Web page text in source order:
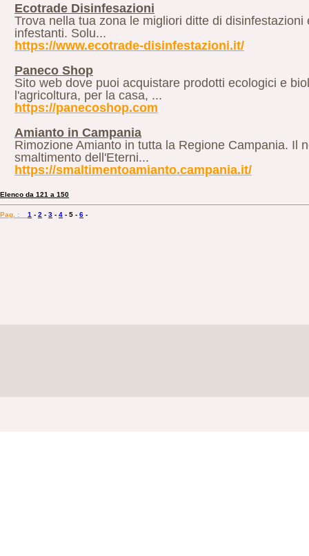
Ecotrade Disinfesazioni
Trova nella tua zona le migliori ditte di
infestanti. Solu...
https://www.ecotrade-disinfestazioni.it/
Paneco Shop
Sito web dove puoi acquistare prodotti ecologici e
l'agricoltura, per la casa, ...
https://panecoshop.com
Amianto in Campania
Rimozione Amianto in tutta la Regione Campania. Il
smaltimento dell'Eterni...
https://smaltimentoamianto.campania.it/
Elenco da 121 a 150
Pag. : 1 - 2 - 3 - 4 - 5 - 6 -